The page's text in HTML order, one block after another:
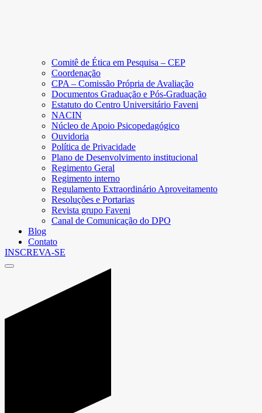
Comitê de Ética em Pesquisa – CEP
Coordenação
CPA – Comissão Própria de Avaliação
Documentos Graduação e Pós-Graduação
Estatuto do Centro Universitário Faveni
NACIN
Núcleo de Apoio Psicopedagógico
Ouvidoria
Política de Privacidade
Plano de Desenvolvimento institucional
Regimento Geral
Regimento interno
Regulamento Extraordinário Aproveitamento
Resoluções e Portarias
Revista grupo Faveni
Canal de Comunicação do DPO
Blog
Contato
INSCREVA-SE